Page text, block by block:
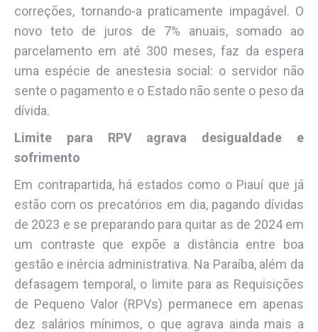
correções, tornando-a praticamente impagável. O
novo teto de juros de 7% anuais, somado ao
parcelamento em até 300 meses, faz da espera
uma espécie de anestesia social: o servidor não
sente o pagamento e o Estado não sente o peso da
dívida.
Limite para RPV agrava desigualdade e
sofrimento
Em contrapartida, há estados como o Piauí que já
estão com os precatórios em dia, pagando dívidas
de 2023 e se preparando para quitar as de 2024 em
um contraste que expõe a distância entre boa
gestão e inércia administrativa. Na Paraíba, além da
defasagem temporal, o limite para as Requisições
de Pequeno Valor (RPVs) permanece em apenas
dez salários mínimos, o que agrava ainda mais a